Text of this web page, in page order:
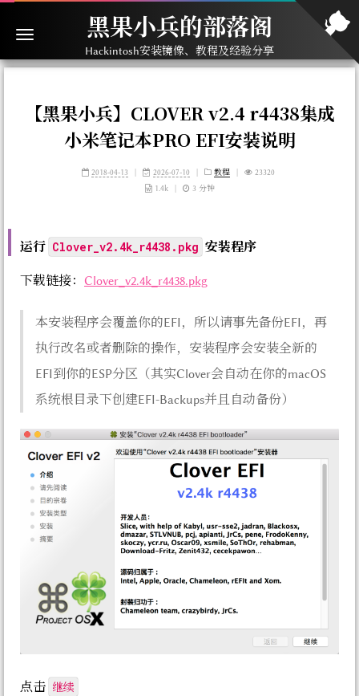
黑果小兵的部落阁
Hackintosh安装镜像、教程及经验分享
【黑果小兵】CLOVER v2.4 r4438集成
小米笔记本PRO EFI安装说明
2018-04-13 2026-07-10 教程
23320
1.4k
3 分钟
运行 Clover_v2.4k_r4438.pkg 安装程序
下载链接： Clover_v2.4k_r4438.pkg
本安装程序会覆盖你的EFI，所以请事先备份EFI，再
执行改名或者删除的操作，安装程序会安装全新的
EFI到你的ESP分区（其实Clover会自动在你的macOS
系统根目录下创建EFI-Backups并且自动备份）
点击 继续